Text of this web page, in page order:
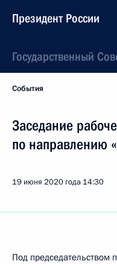
Президент России
Государственный
События
Заседание
по направлению
19 июня 2020 года 14:30
Под председательством